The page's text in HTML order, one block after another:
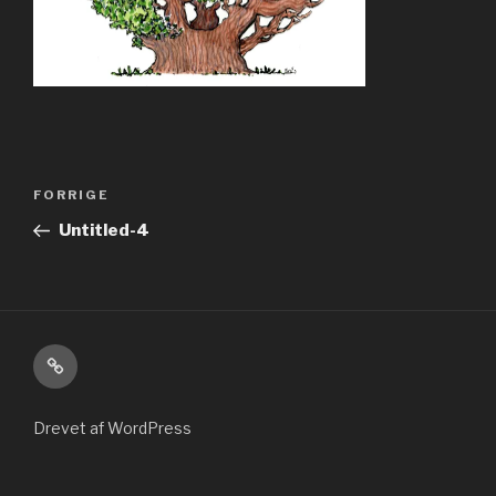
Forrige
indlæg
FORRIGE
Untitled-4
Kontakt
Drevet af WordPress